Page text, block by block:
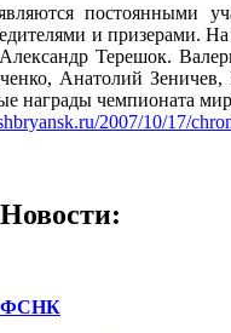
постоянными
и призерами.
Терешок.
Анатолий
награды чемпионата
2007/10/17/
ФСНК